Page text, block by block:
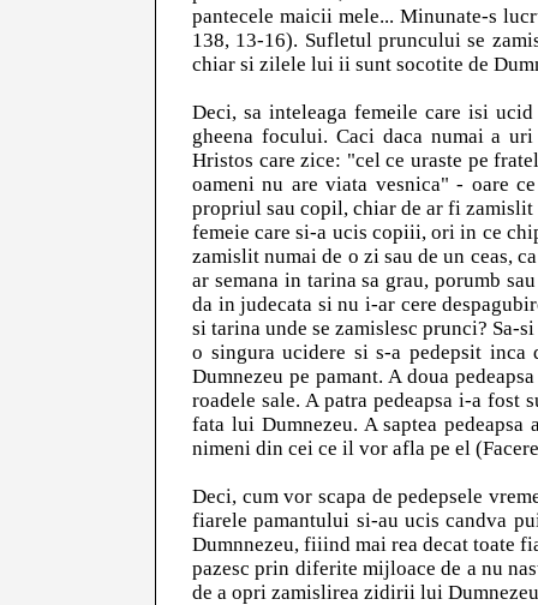
pantecele maicii mele... Minunate-s
138, 13-16). Sufletul pruncului se
chiar si zilele lui ii sunt socotite de
Deci, sa inteleaga femeile care isi
gheena focului. Caci daca numai a
Hristos care zice: "cel ce uraste pe
oameni nu are viata vesnica" - oare
propriul sau copil, chiar de ar fi
femeie care si-a ucis copiii, ori in ce
zamislit numai de o zi sau de un ceas,
ar semana in tarina sa grau, porumb
da in judecata si nu i-ar cere
si tarina unde se zamislesc prunci? Sa-
o singura ucidere si s-a pedepsit
Dumnezeu pe pamant. A doua
roadele sale. A patra pedeapsa i-a fost
fata lui Dumnezeu. A saptea
nimeni din cei ce il vor afla pe el
Deci, cum vor scapa de pedepsele
fiarele pamantului si-au ucis candva
Dumnnezeu, fiiind mai rea decat toate
pazesc prin diferite mijloace de a nu
de a opri zamislirea zidirii lui